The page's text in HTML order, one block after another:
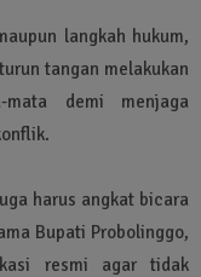
langkah hukum,
tangan melakukan
demi menjaga
harus angkat bicara
Bupati Probolinggo,
resmi agar tidak